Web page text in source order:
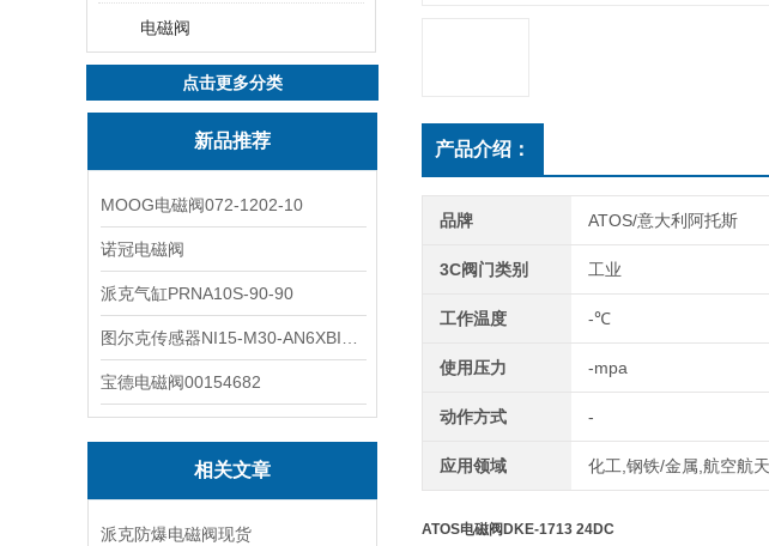
电磁阀
点击更多分类
新品推荐
MOOG电磁阀072-1202-10
诺冠电磁阀
派克气缸PRNA10S-90-90
宝德电磁阀00154682
相关文章
派克防爆电磁阀现货
产品介绍：
品牌 ATOS/意大利阿托斯
3C阀门类别 工业
工作温度 -℃
使用压力 -mpa
动作方式 -
应用领域 化工,钢铁/金属,航空航
ATOS电磁阀DKE-1713 24DC